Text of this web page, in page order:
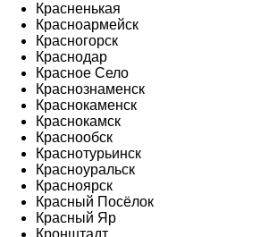
Красненькая
Красноармейск
Красногорск
Краснодар
Красное Село
Краснознаменск
Краснокаменск
Краснокамск
Краснообск
Краснотурьинск
Красноуральск
Красноярск
Красный Посёлок
Красный Яр
Кронштадт